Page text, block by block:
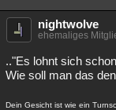
nightwolve
ehemaliges
.."Es lohnt sich
Wie soll man das
Dein Gesicht ist wie ein